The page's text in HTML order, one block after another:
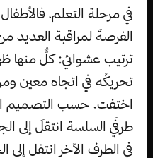
الفرصةَ لمراقبة العديد
ترتيب عشوائي: كلٌّ منها
تحريكُه في اتجاه معين
اختفت. حسب التصميم
طرفَي السلسة انتقلَ إلى
في الطرف الآخر انتقل إلى